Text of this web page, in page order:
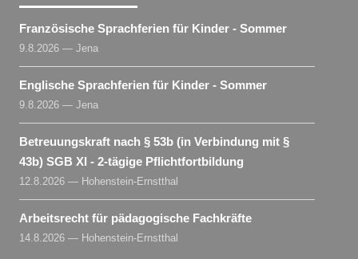
Französische Sprachferien für Kinder - Sommer
9.8.2026 — Jena
Englische Sprachferien für Kinder - Sommer
9.8.2026 — Jena
Betreuungskraft nach § 53b (in Verbindung mit §
43b) SGB XI - 2-tägige Pflichtfortbildung
12.8.2026 — Hohenstein-Ernstthal
Arbeitsrecht für pädagogische Fachkräfte
14.8.2026 — Hohenstein-Ernstthal